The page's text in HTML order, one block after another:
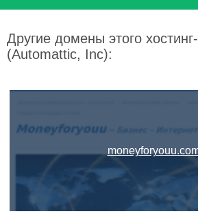
Другие домены этого
(Automattic, Inc):